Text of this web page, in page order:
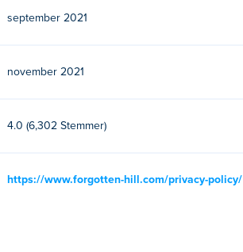
september 2021
november 2021
4.0 (6,302 Stemmer)
https://www.forgotten-hill.com/privacy-policy/